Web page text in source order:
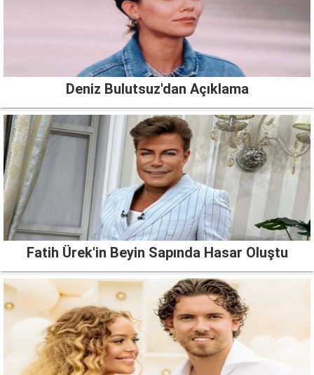
Deniz Bulutsuz'dan Açıklama
Fatih Ürek'in Beyin Sapında Hasar Oluştu